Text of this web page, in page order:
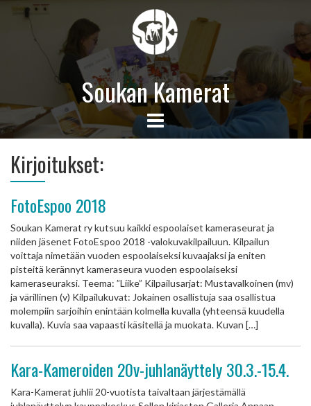
Soukan Kamerat
Kirjoitukset:
FotoEspoo 2018
Soukan Kamerat ry kutsuu kaikki espoolaiset kameraseurat ja
niiden jäsenet FotoEspoo 2018 -valokuvakilpailuun. Kilpailun
voittaja nimetään vuoden espoolaiseksi kuvaajaksi ja eniten
pisteitä kerännyt kameraseura vuoden espoolaiseksi
kameraseuraksi. Teema: ”Liike” Kilpailusarjat: Mustavalkoinen (mv)
ja värillinen (v) Kilpailukuvat: Jokainen osallistuja saa osallistua
molempiin sarjoihin enintään kolmella kuvalla (yhteensä kuudella
kuvalla). Kuvia saa vapaasti käsitellä ja muokata. Kuvan […]
Kara-Kameroiden 20v-juhlanäyttely 30.3.-15.4.
Kara-Kamerat juhlii 20-vuotista taivaltaan järjestämällä